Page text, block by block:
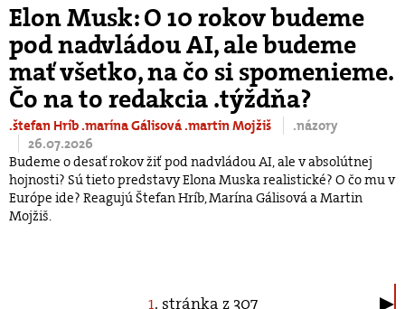
Elon Musk: O 10 rokov budeme
pod nadvládou AI, ale budeme
mať všetko, na čo si spomenieme.
Čo na to redakcia .týždňa?
.štefan Hríb.marína Gálisová.martin Mojžiš
.názory
26.07.2026
Budeme o desať rokov žiť pod nadvládou AI, ale v absolútnej
hojnosti? Sú tieto predstavy Elona Muska realistické? O čo mu v
Európe ide? Reagujú Štefan Hríb, Marína Gálisová a Martin
Mojžiš.
1. stránka z 307